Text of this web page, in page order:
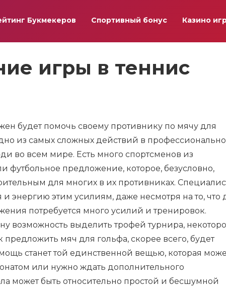
Букмекеров Спортивный бонус Казино
игры в теннис
будет помочь своему противнику по мячу для
из самых сложных действий в
во всем мире. Есть много спортсменов из
футбольное предложение, которое, безусловно,
для многих в их противниках.
и энергию этим усилиям, даже несмотря на то, что
потребуется много усилий и тренировок.
возможность выделить трофей турнира,
мяч для гольфа, скорее всего, будет
станет той единственной вещью, которая
или нужно ждать дополнительного
может быть относительно простой и бесшумной